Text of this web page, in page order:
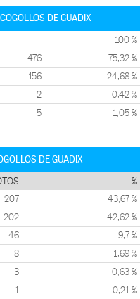
DE GUADIX
100 %
476 75,32 %
156 24,68 %
2 0,42 %
5 1,05 %
DE GUADIX
%
207 43,67 %
202 42,62 %
46 9,7 %
8 1,69 %
3 0,63 %
1 0,21 %